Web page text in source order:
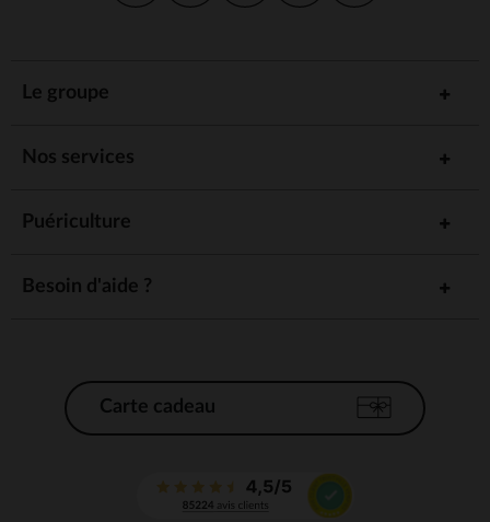
Le groupe
Nos services
Puériculture
Besoin d'aide ?
Carte cadeau